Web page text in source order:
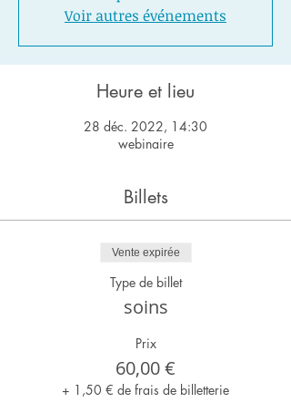
Voir autres événements
Heure et lieu
28 déc. 2022, 14:30
webinaire
Billets
Vente expirée
Type de billet
soins
Prix
60,00 €
+ 1,50 € de frais de billetterie